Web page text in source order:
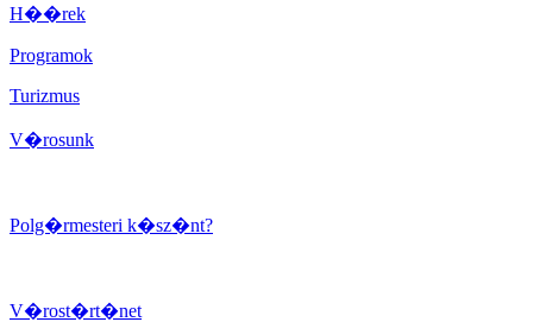
H��rek
Programok
Turizmus
V�rosunk
Polg�rmesteri k�sz�nt?
V�rost�rt�net